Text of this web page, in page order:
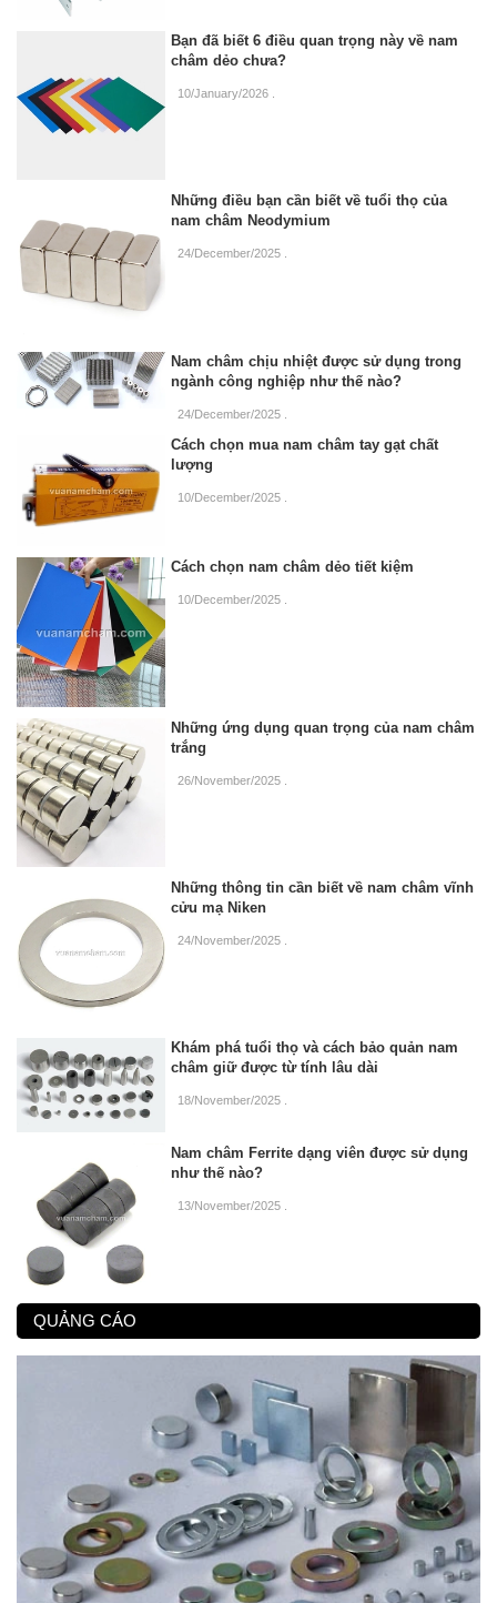
Bạn đã biết 6 điều quan trọng này về nam
châm dẻo chưa?
10/January/2026
Những điều bạn cần biết về tuổi thọ của
nam châm Neodymium
24/December/2025
Nam châm chịu nhiệt được sử dụng trong
ngành công nghiệp như thế nào?
24/December/2025
Cách chọn mua nam châm tay gạt chất
lượng
10/December/2025
Cách chọn nam châm dẻo tiết kiệm
10/December/2025
Những ứng dụng quan trọng của nam châm
trắng
26/November/2025
Những thông tin cần biết về nam châm vĩnh
cửu mạ Niken
24/November/2025
Khám phá tuổi thọ và cách bảo quản nam
châm giữ được từ tính lâu dài
18/November/2025
Nam châm Ferrite dạng viên được sử dụng
như thế nào?
13/November/2025
QUẢNG CÁO